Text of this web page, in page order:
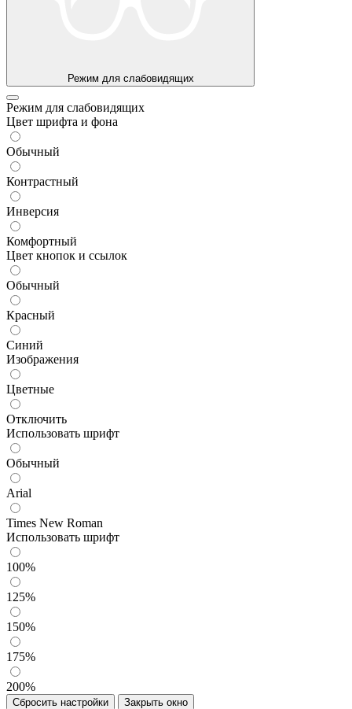
Режим для слабовидящих
Режим для слабовидящих
Цвет шрифта и фона
Обычный
Контрастный
Инверсия
Комфортный
Цвет кнопок и ссылок
Обычный
Красный
Синий
Изображения
Цветные
Отключить
Использовать шрифт
Обычный
Arial
Times New Roman
Использовать шрифт
100%
125%
150%
175%
200%
Сбросить настройки Закрыть окно